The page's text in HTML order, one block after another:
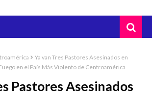
Ya van Tres Pastores Asesinados en
en el País Más Violento de Centroamérica
Pastores Asesinados